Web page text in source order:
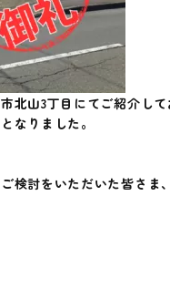
北山3丁目にてご紹介し
なりました。
検討をいただいた皆さま